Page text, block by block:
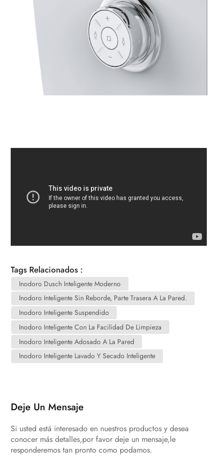
Tags Relacionados :
Inodoro Dusch Inteligente Moderno
Inodoro Inteligente Sin Reborde, Parte Trasera A La Pared.
Inodoro Inteligente Suspendido
Inodoro Inteligente Con La Facilidad De Limpieza
Inodoro Inteligente Adosado A La Pared
Inodoro Inteligente Lavado Y Secado Inteligente
Deje Un Mensaje
Si usted está interesado en nuestros productos y desea
conocer más detalles,por favor deje un mensaje,le
responderemos tan pronto como podamos.